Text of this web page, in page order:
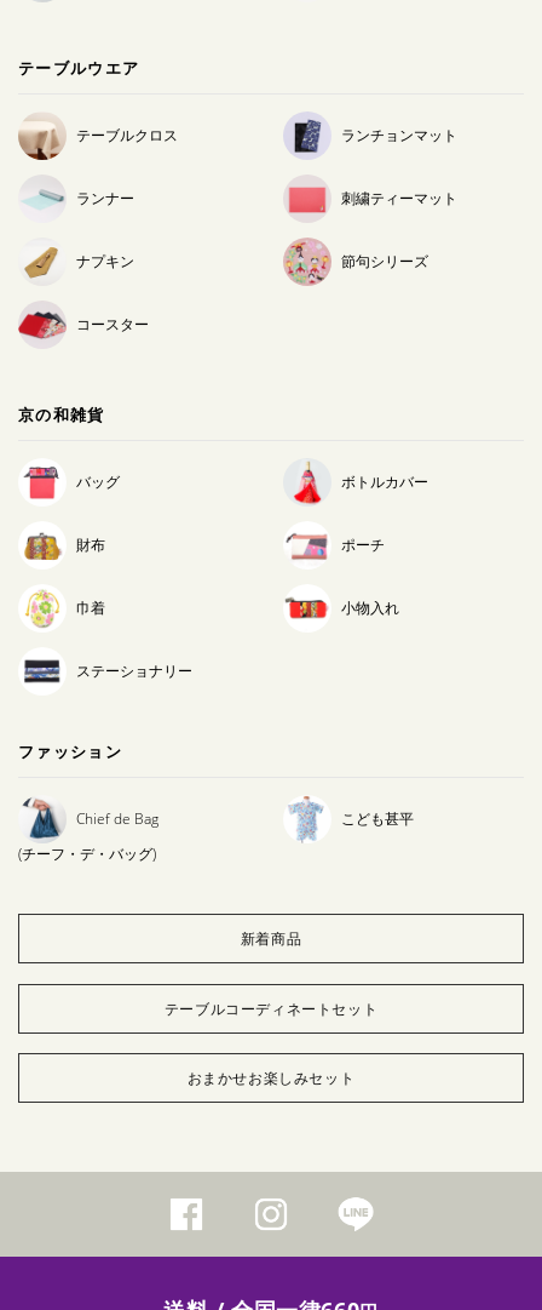
テーブルウエア
テーブルクロス ランチョンマット
ランナー 刺繍ティーマット
ナプキン 節句シリーズ
コースター
京の和雑貨
バッグ ボトルカバー
財布 ポーチ
巾着 小物入れ
ステーショナリー
ファッション
Chief de Bag
(チーフ・デ・バッグ)
こども甚平
新着商品
テーブルコーディネートセット
おまかせお楽しみセット